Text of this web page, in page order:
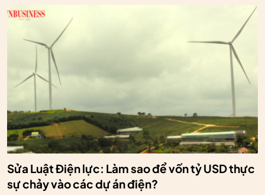
Sửa Luật Điện lực: Làm sao để vốn tỷ USD thực
sự chảy vào các dự án điện?